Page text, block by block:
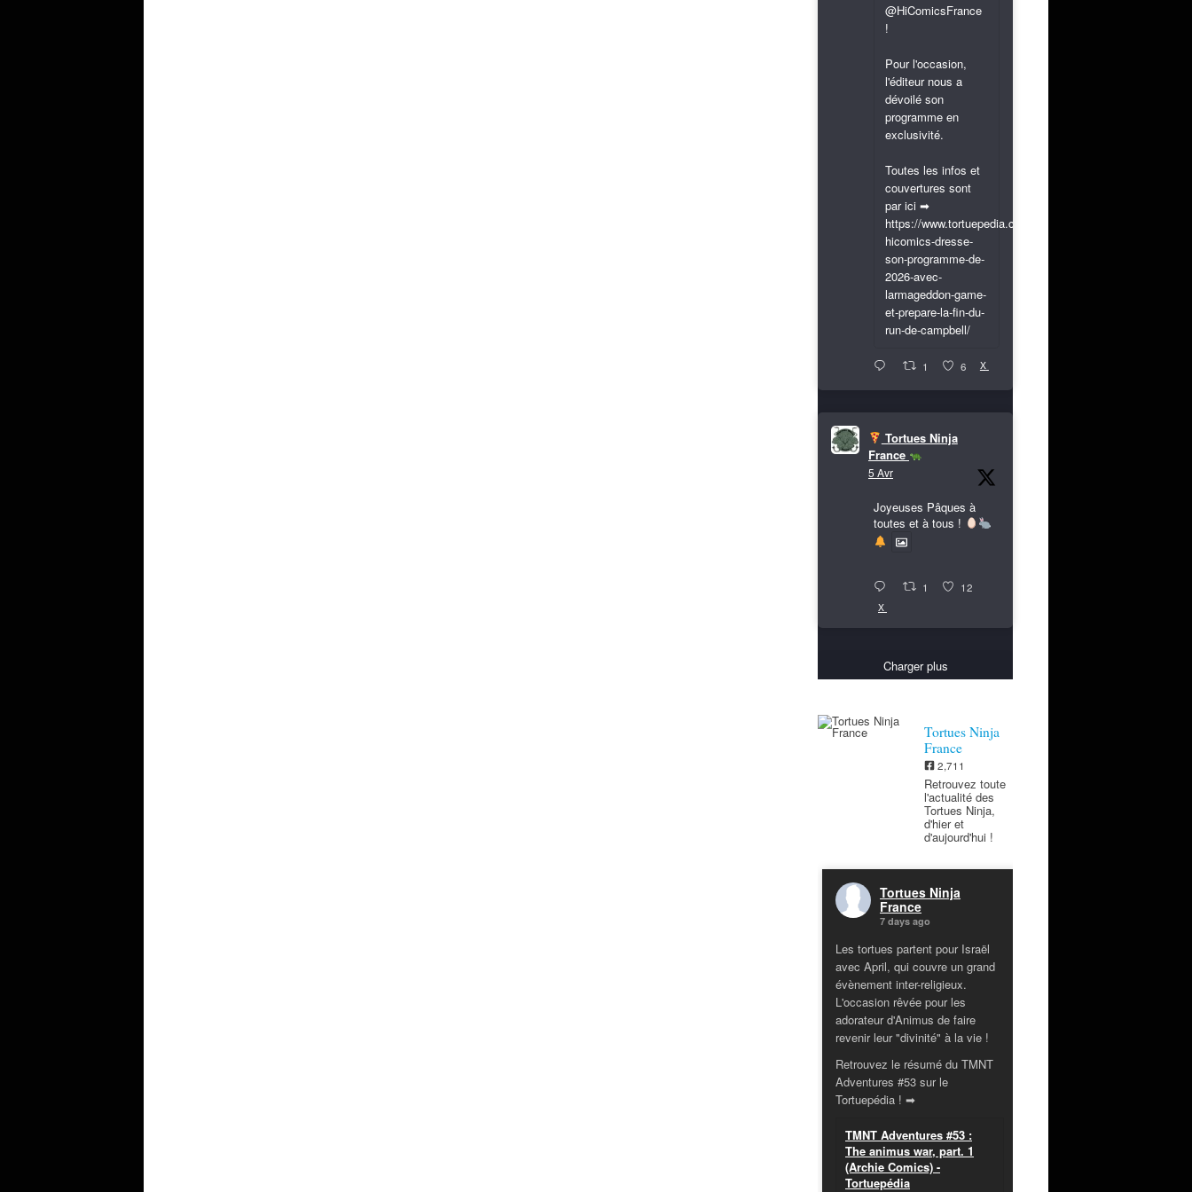
@HiComicsFrance
!
Pour l'occasion,
l'éditeur nous a
dévoilé son
programme en
exclusivité.
Toutes les infos et
couvertures sont
par ici ➡
https://www.tortuepedia.com/2026/03/31/exclusif-
hicomics-dresse-
son-programme-de-
2026-avec-
larmageddon-game-
et-prepare-la-fin-du-
run-de-campbell/
1 6 X
Tortues Ninja
France
5 Avr
Joyeuses Pâques à
toutes et à tous !
1 12
X
Charger plus
Tortues Ninja
France
2,711
Retrouvez toute
l'actualité des
Tortues Ninja,
d'hier et
d'aujourd'hui !
Tortues Ninja
France
7 days ago
Les tortues partent pour Israël
avec April, qui couvre un grand
évènement inter-religieux.
L'occasion rêvée pour les
adorateur d'Animus de faire
revenir leur "divinité" à la vie !
Retrouvez le résumé du TMNT
Adventures #53 sur le
Tortuepédia ! ➡
TMNT Adventures #53 :
The animus war, part. 1
(Archie Comics) -
Tortuepédia